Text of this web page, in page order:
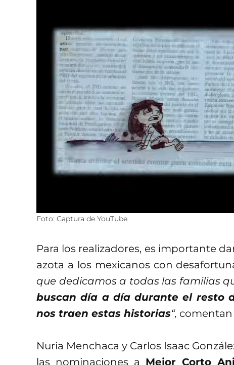
Foto: Captura de YouTube
Para los realizadores, es importante
azota a los mexicanos con
que dedicamos a todas las familias
buscan día a día durante el resto
nos traen estas historias“, comentan
Nuria Menchaca y Carlos Isaac
las nominaciones a Mejor Corto